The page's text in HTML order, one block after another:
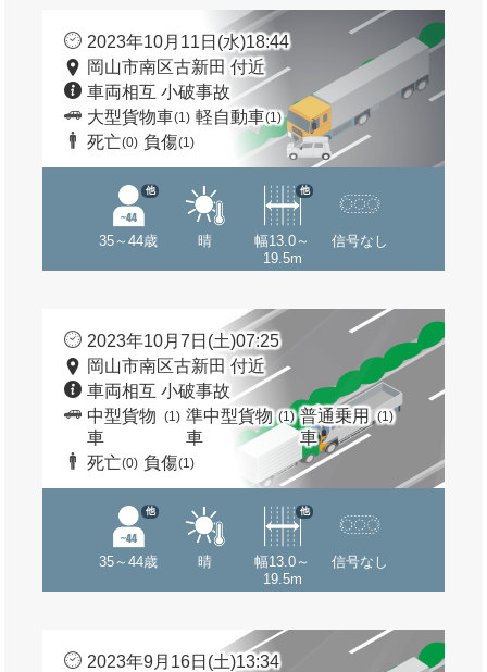
2023年10月11日(水)18:44
岡山市南区古新田 付近
車両相互 小破事故
大型貨物車(1) 軽自動車(1)
死亡(0) 負傷(1)
35～44歳
他
晴
幅13.0～
19.5m
他
信号なし
2023年10月7日(土)07:25
岡山市南区古新田 付近
車両相互 小破事故
中型貨物
車
(1) 準中型貨物
車
(1) 普通乗用
車
(1)
死亡(0) 負傷(1)
35～44歳
他
晴
幅13.0～
19.5m
他
信号なし
2023年9月16日(土)13:34